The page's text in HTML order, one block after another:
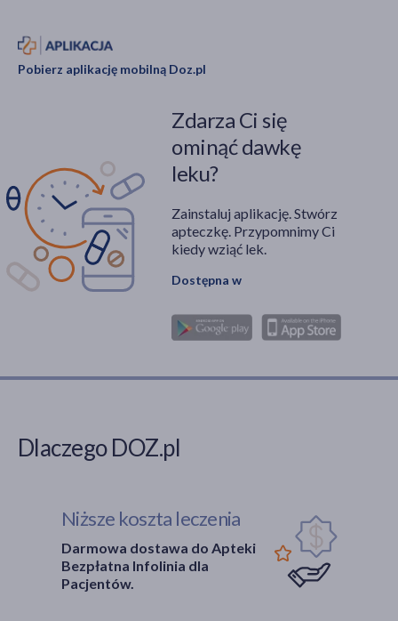
zastosowanie
opatrunku
Pobierz aplikację mobilną Doz.pl
Zdarza Ci się
ominąć dawkę
leku?
Zainstaluj aplikację. Stwórz
apteczkę. Przypomnimy Ci
kiedy wziąć lek.
Dostępna w
Dlaczego DOZ.pl
Niższe koszta leczenia
Darmowa dostawa do Apteki
Bezpłatna Infolinia dla
Pacjentów.